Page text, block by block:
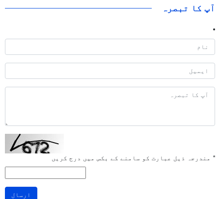
آپ کا تبصرہ
* مندرجہ ذیل عبارت کو سامنے کے بکس میں درج کریں
ارسال